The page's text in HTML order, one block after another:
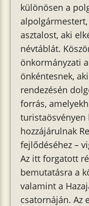
különösen a
asztalost, aki
névtáblát.
önkormányzati
önkéntesnek,
rendezésén
forrás,
turistaösvényen
hozzájárulnak
fejlődéséhez –
Az itt forgatott
bemutatásra a
valamint a
csatornáján. Az